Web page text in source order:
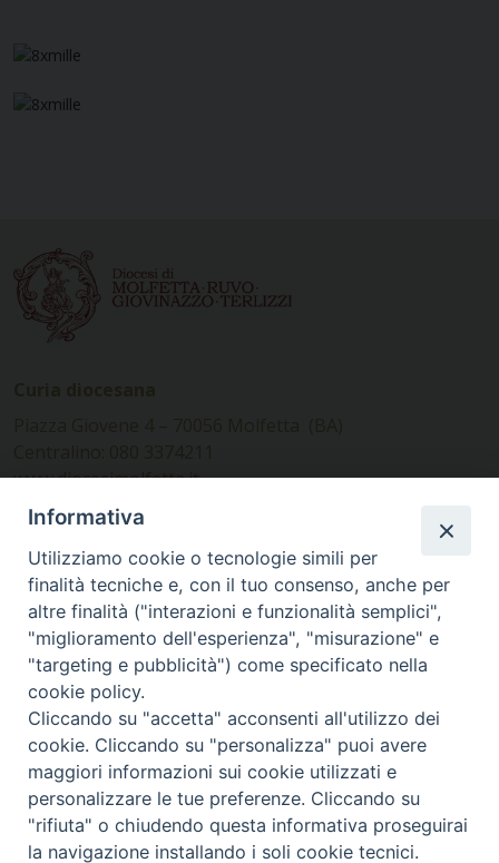
www.diocesimolfetta.it –
diocesimolfetta@pec.chiesacattolica.it
Ufficio Comunicazioni sociali
Piazza Giovene 4 – 70056 Molfetta (BA)
comunicazionisociali@diocesimolfetta.it
SEGUICI SU
Facebook
Instagram
X YouTube
Feed
Privacy Policy - trasparenza
Informativa
Utilizziamo cookie o tecnologie simili per
finalità tecniche e, con il tuo consenso, anche per
altre finalità ("interazioni e funzionalità semplici",
"miglioramento dell'esperienza", "misurazione" e
"targeting e pubblicità") come specificato nella
cookie policy.
Cliccando su "accetta" acconsenti all'utilizzo dei
cookie. Cliccando su "personalizza" puoi avere
maggiori informazioni sui cookie utilizzati e
personalizzare le tue preferenze. Cliccando su
"rifiuta" o chiudendo questa informativa proseguirai
la navigazione installando i soli cookie tecnici.